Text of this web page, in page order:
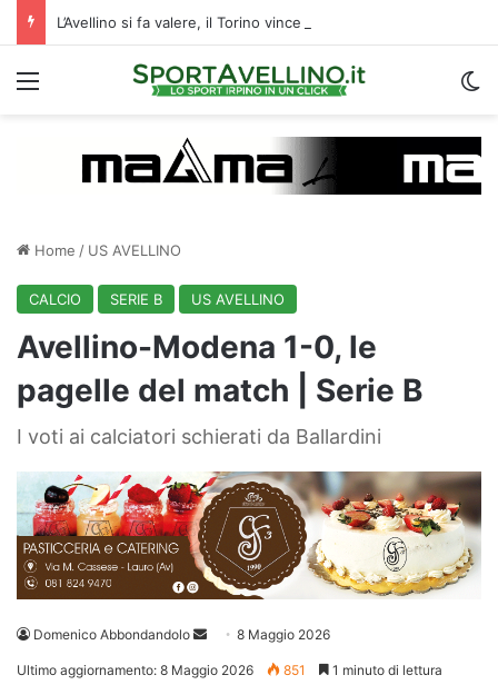
Menu
Home / US AVELLINO
CALCIO SERIE B US AVELLINO
Avellino-Modena 1-0, le
pagelle del match | Serie B
I voti ai calciatori schierati da Ballardini
Domenico Abbondandolo
Invia 8 Maggio 2026
Ultimo aggiornamento: 8 Maggio 2026 851 1 minuto di lettura